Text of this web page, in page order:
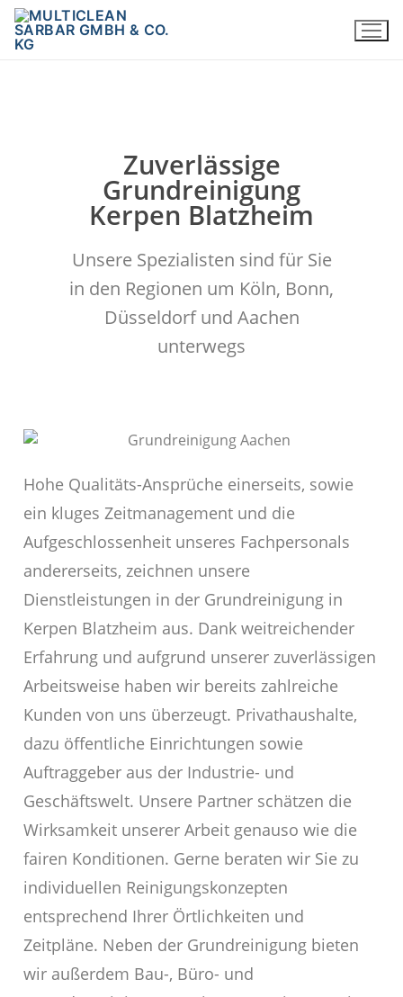
Zuverlässige
Grundreinigung
Kerpen Blatzheim
Unsere Spezialisten sind für Sie
in den Regionen um Köln, Bonn,
Düsseldorf und Aachen
unterwegs
Hohe Qualitäts-Ansprüche einerseits, sowie
ein kluges Zeitmanagement und die
Aufgeschlossenheit unseres Fachpersonals
andererseits, zeichnen unsere
Dienstleistungen in der Grundreinigung in
Kerpen Blatzheim aus. Dank weitreichender
Erfahrung und aufgrund unserer zuverlässigen
Arbeitsweise haben wir bereits zahlreiche
Kunden von uns überzeugt. Privathaushalte,
dazu öffentliche Einrichtungen sowie
Auftraggeber aus der Industrie- und
Geschäftswelt. Unsere Partner schätzen die
Wirksamkeit unserer Arbeit genauso wie die
fairen Konditionen. Gerne beraten wir Sie zu
individuellen Reinigungskonzepten
entsprechend Ihrer Örtlichkeiten und
Zeitpläne. Neben der Grundreinigung bieten
wir außerdem Bau-, Büro- und